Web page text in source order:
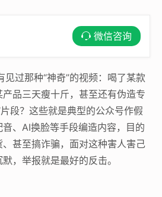
微信咨询
过那种“神奇”的视频：喝了某款
品三天瘦十斤，甚至还有伪造专
段？这些就是典型的公众号作假
、AI换脸等手段编造内容，目的
甚至搞诈骗，面对这种害人害己
，举报就是最好的反击。